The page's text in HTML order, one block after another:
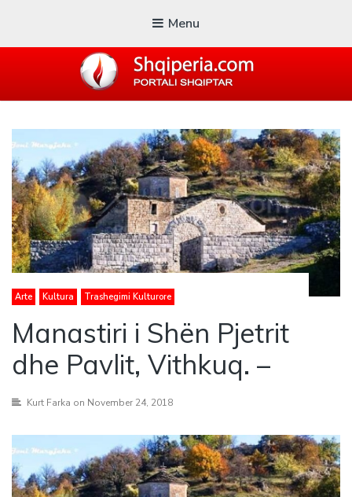
Menu
Blogu i ShqiperiaCom
Arte Kultura Trashegimi Kulturore
Manastiri i Shën Pjetrit
dhe Pavlit, Vithkuq. –
Kurt Farka on November 24, 2018